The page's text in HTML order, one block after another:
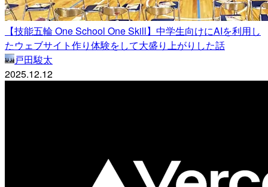
【技能五輪 One School One Skill】中学生向けにAIを利用し
たウェブサイト作り体験をして大盛り上がりした話
戸田駿太
2025.12.12